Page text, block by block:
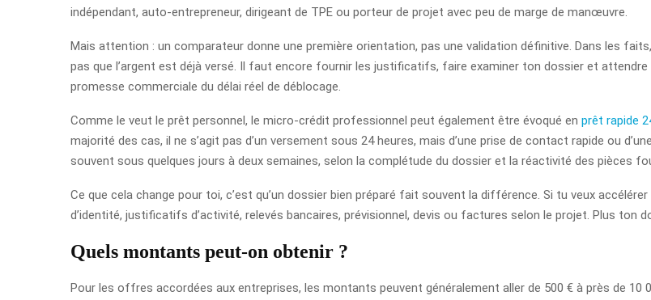
indépendant, auto-entrepreneur, dirigeant de TPE ou porteur de projet avec peu de marge de manœuvre.
Mais attention : un comparateur donne une première orientation, pas une validation définitive. Dans les
pas que l’argent est déjà versé. Il faut encore fournir les justificatifs, faire examiner ton dossier et
promesse commerciale du délai réel de déblocage.
Comme le veut le prêt personnel, le micro-crédit professionnel peut également être évoqué en prêt rapide
majorité des cas, il ne s’agit pas d’un versement sous 24 heures, mais d’une prise de contact rapide ou
souvent sous quelques jours à deux semaines, selon la complétude du dossier et la réactivité des pièces
Ce que cela change pour toi, c’est qu’un dossier bien préparé fait souvent la différence. Si tu veux
d’identité, justificatifs d’activité, relevés bancaires, prévisionnel, devis ou factures selon le projet. Plus ton
Quels montants peut-on obtenir ?
Pour les offres accordées aux entreprises, les montants peuvent généralement aller de 500 € à près de